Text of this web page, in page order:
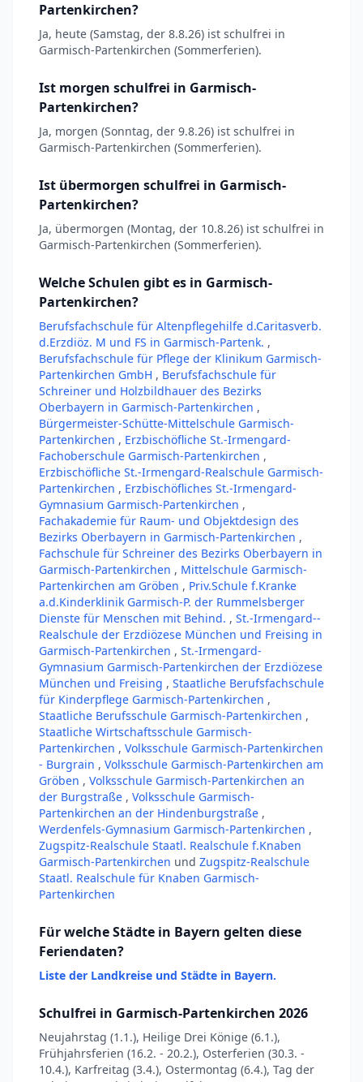
Partenkirchen?
Ja, heute (Samstag, der 8.8.26) ist schulfrei in
Garmisch-Partenkirchen (Sommerferien).
Ist morgen schulfrei in Garmisch-
Partenkirchen?
Ja, morgen (Sonntag, der 9.8.26) ist schulfrei in
Garmisch-Partenkirchen (Sommerferien).
Ist übermorgen schulfrei in Garmisch-
Partenkirchen?
Ja, übermorgen (Montag, der 10.8.26) ist schulfrei in
Garmisch-Partenkirchen (Sommerferien).
Welche Schulen gibt es in Garmisch-
Partenkirchen?
Berufsfachschule für Altenpflegehilfe d.Caritasverb.
d.Erzdiöz. M und FS in Garmisch-Partenk. ,
Berufsfachschule für Pflege der Klinikum Garmisch-
Partenkirchen GmbH , Berufsfachschule für
Schreiner und Holzbildhauer des Bezirks
Oberbayern in Garmisch-Partenkirchen ,
Bürgermeister-Schütte-Mittelschule Garmisch-
Partenkirchen , Erzbischöfliche St.-Irmengard-
Fachoberschule Garmisch-Partenkirchen ,
Erzbischöfliche St.-Irmengard-Realschule Garmisch-
Partenkirchen , Erzbischöfliches St.-Irmengard-
Gymnasium Garmisch-Partenkirchen ,
Fachakademie für Raum- und Objektdesign des
Bezirks Oberbayern in Garmisch-Partenkirchen ,
Fachschule für Schreiner des Bezirks Oberbayern in
Garmisch-Partenkirchen , Mittelschule Garmisch-
Partenkirchen am Gröben , Priv.Schule f.Kranke
a.d.Kinderklinik Garmisch-P. der Rummelsberger
Dienste für Menschen mit Behind. , St.-Irmengard--
Realschule der Erzdiözese München und Freising in
Garmisch-Partenkirchen , St.-Irmengard-
Gymnasium Garmisch-Partenkirchen der Erzdiözese
München und Freising , Staatliche Berufsfachschule
für Kinderpflege Garmisch-Partenkirchen ,
Staatliche Berufsschule Garmisch-Partenkirchen ,
Staatliche Wirtschaftsschule Garmisch-
Partenkirchen , Volksschule Garmisch-Partenkirchen
- Burgrain , Volksschule Garmisch-Partenkirchen am
Gröben , Volksschule Garmisch-Partenkirchen an
der Burgstraße , Volksschule Garmisch-
Partenkirchen an der Hindenburgstraße ,
Werdenfels-Gymnasium Garmisch-Partenkirchen ,
Zugspitz-Realschule Staatl. Realschule f.Knaben
Garmisch-Partenkirchen und Zugspitz-Realschule
Staatl. Realschule für Knaben Garmisch-
Partenkirchen
Für welche Städte in Bayern gelten diese
Feriendaten?
Liste der Landkreise und Städte in Bayern.
Schulfrei in Garmisch-Partenkirchen 2026
Neujahrstag (1.1.), Heilige Drei Könige (6.1.),
Frühjahrsferien (16.2. - 20.2.), Osterferien (30.3. -
10.4.), Karfreitag (3.4.), Ostermontag (6.4.), Tag der